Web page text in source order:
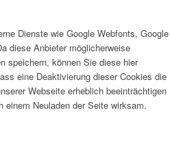
Dienste wie Google Webfonts, Google
diese Anbieter möglicherweise
speichern, können Sie diese hier
eine Deaktivierung dieser Cookies die
Webseite erheblich beeinträchtigen
einem Neuladen der Seite wirksam.